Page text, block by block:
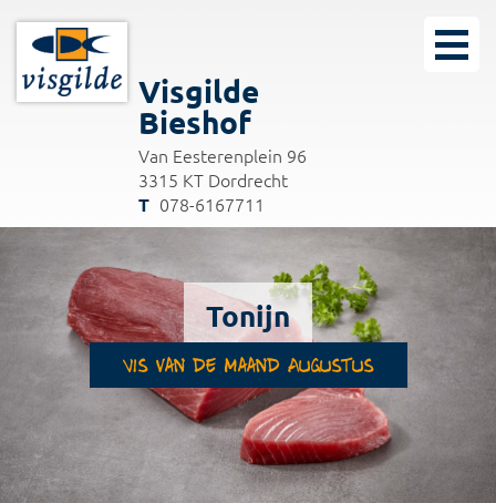
Visgilde
Bieshof
Van Eesterenplein 96
3315 KT Dordrecht
078-6167711
Tonijn
Vis van de maand Augustus